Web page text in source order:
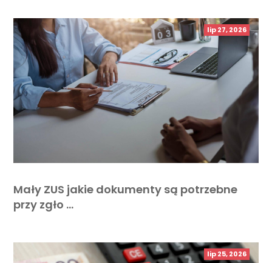
lip 27, 2026
Mały ZUS jakie dokumenty są potrzebne
przy zgło …
lip 25, 2026